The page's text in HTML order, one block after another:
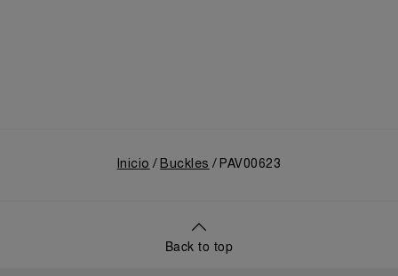
Inicio Buckles PAV00623
Back to top